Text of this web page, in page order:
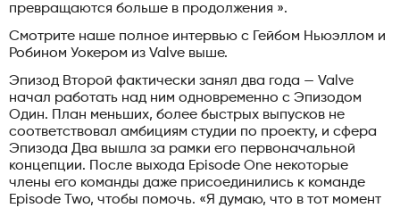
превращаются больше в продолжения ».
Смотрите наше полное интервью с Гейбом Ньюэллом и
Робином Уокером из Valve выше.
Эпизод Второй фактически занял два года — Valve
начал работать над ним одновременно с Эпизодом
Один. План меньших, более быстрых выпусков не
соответствовал амбициям студии по проекту, и сфера
Эпизода Два вышла за рамки его первоначальной
концепции. После выхода Episode One некоторые
члены его команды даже присоединились к команде
Episode Two, чтобы помочь. «Я думаю, что в тот момент